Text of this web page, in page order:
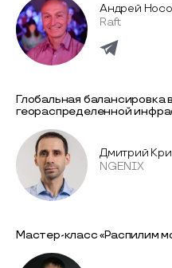
Андрей
Raft
Глобальная балансировка
геораспределенной
Дмитрий
NGENIX
Мастер-класс «Распилим